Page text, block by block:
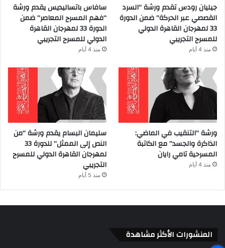
جيليان رودس تقدم ورشة “السرد
القصصي عبر الحركة” ضمن الدورة
33 لمهرجان القاهرة الدولي
للمسرح التجريبي
منذ 4 أيام
سافاس باتساليديس يقدم ورشة
“فهم المسرح المعاصر” ضمن
الدورة 33 لمهرجان القاهرة
الدولي للمسرح التجريبي
منذ 4 أيام
ورشة “التنقيب في الماضي:
الذاكرة والجسد” مع الكاتبة
المسرحية تامي رايان
منذ 4 أيام
سليمان البسام يقدم ورشة “من
النص إلى الممثل” للدورة 33
لمهرجان القاهرة الدولي للمسرح
التجريبي
منذ 5 أيام
المنشورات الأكثر مشاهدة